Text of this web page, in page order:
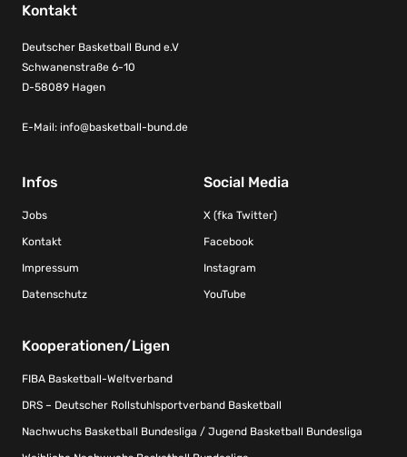
Kontakt
Deutscher Basketball Bund e.V
Schwanenstraße 6-10
D-58089 Hagen
E-Mail: info@basketball-bund.de
Infos
Jobs
Kontakt
Impressum
Datenschutz
Social Media
X (fka Twitter)
Facebook
Instagram
YouTube
Kooperationen/Ligen
FIBA Basketball-Weltverband
DRS – Deutscher Rollstuhlsportverband Basketball
Nachwuchs Basketball Bundesliga / Jugend Basketball Bundesliga